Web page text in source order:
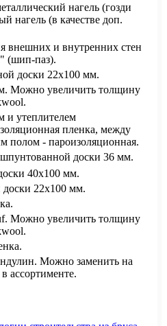
нагель (гозди
нагель (в качестве доп.
внешних и внутренних стен
(шип-паз).
доски 22х100 мм.
Можно увеличить толщину
утеплителем
пленка, между
полом - пароизоляционная.
доски 36 мм.
40х100 мм.
доски 22х100 мм.
Можно увеличить толщину
Можно заменить на
ассортименте.